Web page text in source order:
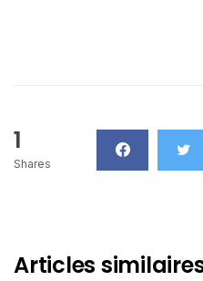
1
Shares
Articles